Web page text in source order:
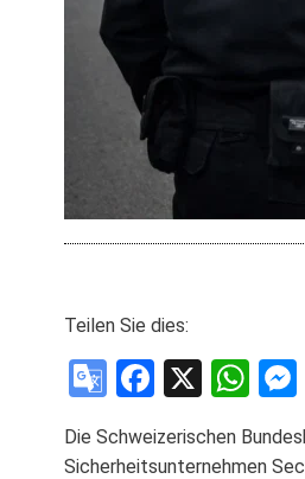
Teilen Sie dies:
Google
X
Die Schweizerischen
Sicherheitsunternehmen